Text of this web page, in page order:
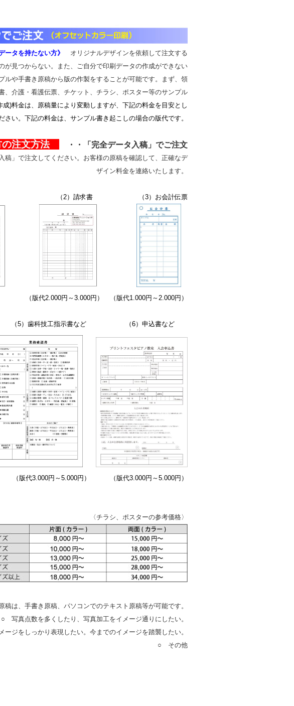
データを持たない方》 オリジナルデザインを依頼して注文する
見つからない。また、ご自分で印刷データの作成ができない
や手書き原稿から版の作製をすることが可能です。まず、領
、介護・看護伝票、チケット、チラシ、ポスター等のサンプル
成)料金は、原稿量により変動しますが、下記の料金を目安とし
さい。下記の料金は、サンプル書き起こしの場合の版代です。
の注文方法 ・・「完全データ入稿」でご注文
」で注文してください。お客様の原稿を確認して、正確なデ
ザイン料金を連絡いたします。
2）請求書 （3）お会計伝票
円） （ 版代2.000円～3.000円） （ 版代1.000円～2.000円）
（5）歯科技工指示書など （6）申込書など
（版代3.000円～5.000円） （版代3.000円～5.000円）
〈チラシ、ポスターの参考価格〉
は、手書き原稿、パソコンでのテキスト原稿等が可能です。
○ 写真点数を多くしたり、写真加工をイメージ通りにしたい。
ジをしっかり表現したい。今までのイメージを踏襲したい。
○ その他